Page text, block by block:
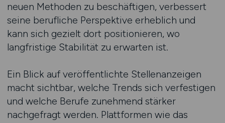
neuen Methoden zu beschäftigen, verbessert
seine berufliche Perspektive erheblich und
kann sich gezielt dort positionieren, wo
langfristige Stabilität zu erwarten ist.
Ein Blick auf veröffentlichte Stellenanzeigen
macht sichtbar, welche Trends sich verfestigen
und welche Berufe zunehmend stärker
nachgefragt werden. Plattformen wie das